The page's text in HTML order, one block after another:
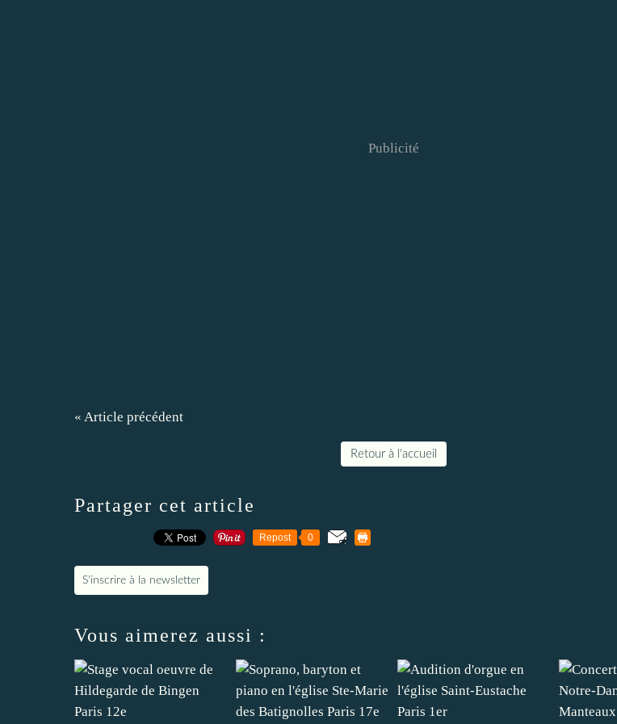
Publicité
« Article précédent
Retour à l'accueil
Partager cet article
Repost 0
S'inscrire à la newsletter
Vous aimerez aussi :